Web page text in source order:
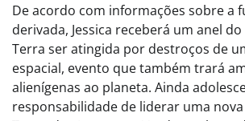
De acordo com informações sobre a
derivada, Jessica receberá um anel
Terra ser atingida por destroços de
espacial, evento que também trará
alienígenas ao planeta. Ainda
responsabilidade de liderar uma